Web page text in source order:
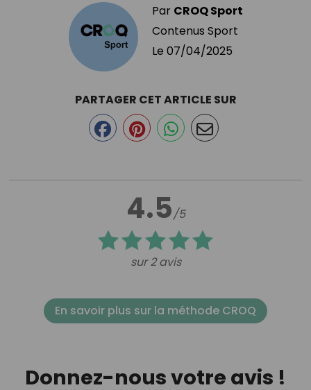
Par CROQ Sport
Contenus Sport
Le 07/04/2025
4.5/5
sur 2 avis
PARTAGER CET ARTICLE SUR
En savoir plus sur la méthode CROQ
Donnez-nous votre avis !